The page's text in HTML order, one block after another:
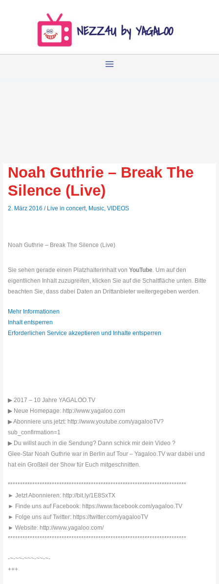
Noah Guthrie – Break The
Silence (Live)
2. März 2016/ Live in concert, Music ,VIDEOS
Noah Guthrie – Break The Silence (Live)
Sie sehen gerade einen Platzhalterinhalt vonYouTube. Um auf den
eigentlichen Inhalt zuzugreifen, klicken Sie auf die Schaltfläche unten. Bitte
beachten Sie, dass dabei Daten an Drittanbieter weitergegeben werden.
Mehr Informationen
Inhalt entsperren
Erforderlichen Service akzeptieren und Inhalte entsperren
▶ 2017 – 10 Jahre YAGALOO.TV
▶ Neue Homepage: http://www.yagaloo.com
▶ Abonniere uns jetzt: http://www.youtube.com/yagalooTV?
sub_confirmation=1
▶ Du willst auch in die Sendung? Dann schick mir dein Video ?
Glee-Star Noah Guthrie war in Berlin auf Tour – Yagaloo.TV war dabei und
hat ein Großteil der Show für Euch mitgeschnitten.
*************************************************************************
► Jetzt Abonnieren: http://bit.ly/1E8SxTX
► Finde uns auf Facebook: https://www.facebook.com/yagaloo.TV
► Folge uns auf Twitter: https://twitter.com/yagalooTV
► Website: http://www.yagaloo.com/
*************************************************************************
-~-~~-~~~-~~-~-
+++